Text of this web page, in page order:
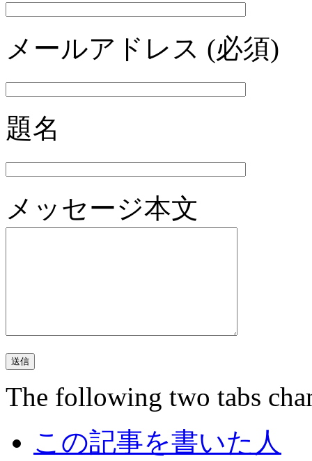
メールアドレス (必須)
題名
メッセージ本文
The following two tabs
この記事を書いた人